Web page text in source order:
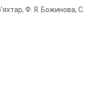
Ф. Я. Божинова, С.